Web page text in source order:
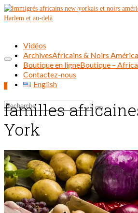
Rechercher :
Vidéos
ArchivesAfricains & Noirs
Boutique en ligneBoutique –
Contactez-nous
English
familles
York